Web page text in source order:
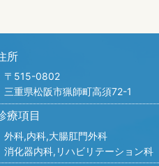
所
〒515-0802
三重県松阪市猟師町高須72-1
療項目
外科,内科,大腸肛門外科
消化器内科,リハビリテーション科